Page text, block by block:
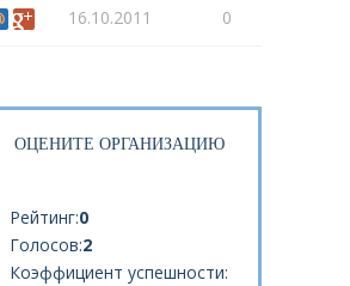
16.10.2011 0
ОЦЕНИТЕ ОРГАНИЗАЦИЮ
Рейтинг:0
Голосов:2
Коэффициент успешности: